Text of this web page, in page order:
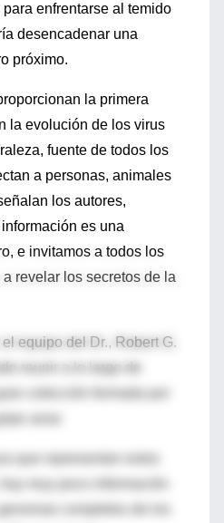
enfrentarse al temido
desencadenar una
próximo.
la primera
la evolución de los virus
fuente de todos los
a personas, animales
los autores,
es una
e invitamos a todos los
revelar los secretos de la
equipo del Dr., Robert G.
reunir a lo largo de
muy poco información
completos de los